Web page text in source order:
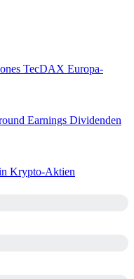
TecDAX Europa-
Earnings Dividenden
Krypto-Aktien